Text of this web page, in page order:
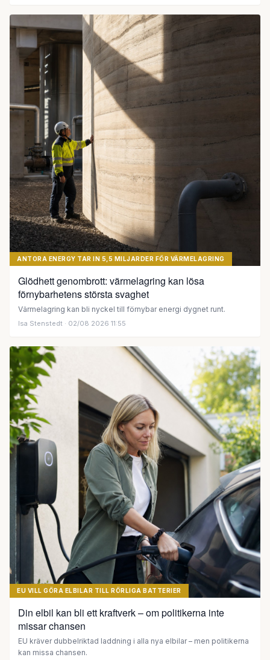
ANTORA ENERGY TAR IN 5,5 MILJARDER FÖR VÄRMELAGRING
Glödhett genombrott: värmelagring kan lösa
förnybarhetens största svaghet
Värmelagring kan bli nyckel till förnybar energi dygnet runt.
Isa Stenstedt · 02/08 2026 11:55
EU VILL GÖRA ELBILAR TILL RÖRLIGA BATTERIER
Din elbil kan bli ett kraftverk – om politikerna inte
missar chansen
EU kräver dubbelriktad laddning i alla nya elbilar – men politikerna
kan missa chansen.